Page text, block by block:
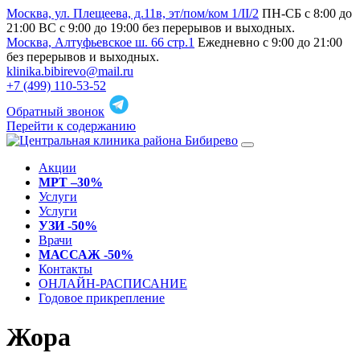
Москва, ул. Плещеева, д.11в, эт/пом/ком 1/II/2 ПН-СБ с 8:00 до
21:00 ВС с 9:00 до 19:00 без перерывов и выходных.
Москва, Алтуфьевское ш. 66 стр.1 Ежедневно с 9:00 до 21:00
без перерывов и выходных.
klinika.bibirevo@mail.ru
+7 (499) 110-53-52
Обратный звонок
Перейти к содержанию
Акции
МРТ –30%
Услуги
Услуги
УЗИ -50%
Врачи
МАССАЖ -50%
Контакты
ОНЛАЙН-РАСПИСАНИЕ
Годовое прикрепление
Жора